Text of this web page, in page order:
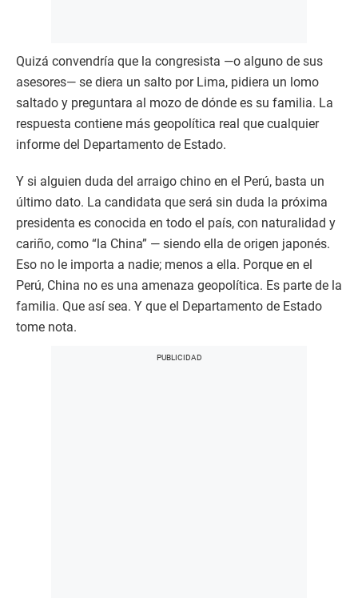
Quizá convendría que la congresista —o alguno de sus
asesores— se diera un salto por Lima, pidiera un lomo
saltado y preguntara al mozo de dónde es su familia. La
respuesta contiene más geopolítica real que cualquier
informe del Departamento de Estado.
Y si alguien duda del arraigo chino en el Perú, basta un
último dato. La candidata que será sin duda la próxima
presidenta es conocida en todo el país, con naturalidad y
cariño, como “la China” — siendo ella de origen japonés.
Eso no le importa a nadie; menos a ella. Porque en el
Perú, China no es una amenaza geopolítica. Es parte de la
familia. Que así sea. Y que el Departamento de Estado
tome nota.